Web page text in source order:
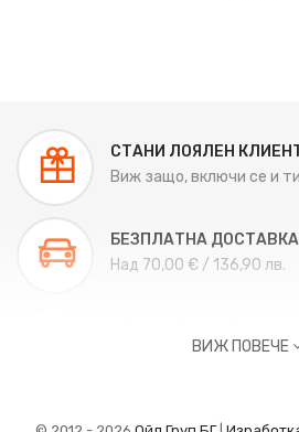
СТАНИ ЛОЯЛЕН
Виж защо, включи се и
БЕЗПЛАТНА ДОСТАВКА
Над 70,00 € / 136,90 лв.
Връщане до 14 дни.
ВИЖ ПОВЕЧЕ